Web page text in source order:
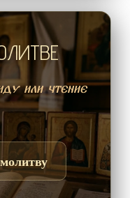
или чтение